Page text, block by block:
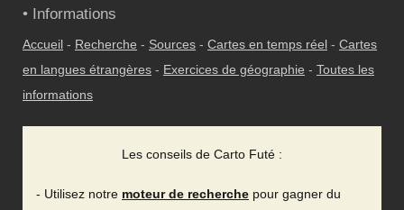
• Informations
Accueil - Recherche - Sources - Cartes en temps réel - Cartes
en langues étrangères - Exercices de géographie - Toutes les
informations
Les conseils de Carto Futé :
- Utilisez notre moteur de recherche pour gagner du